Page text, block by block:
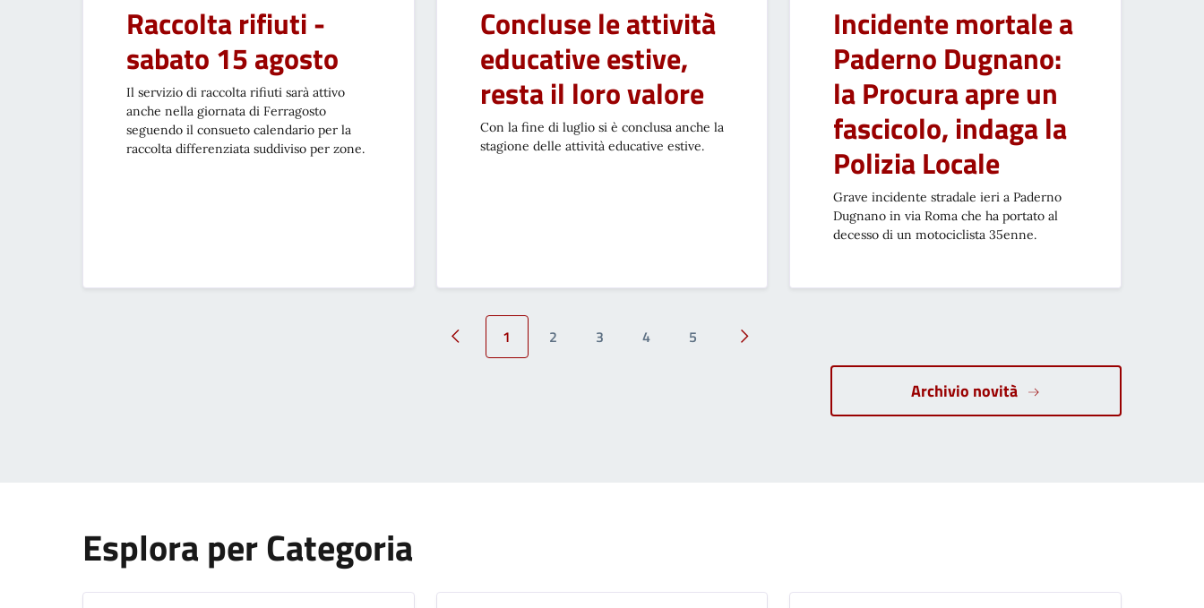
Raccolta rifiuti -
sabato 15 agosto
Il servizio di raccolta rifiuti sarà attivo
anche nella giornata di Ferragosto
seguendo il consueto calendario per la
raccolta differenziata suddiviso per zone.
Concluse le attività
educative estive,
resta il loro valore
Con la fine di luglio si è conclusa anche la
stagione delle attività educative estive.
Incidente mortale a
Paderno Dugnano:
la Procura apre un
fascicolo, indaga la
Polizia Locale
Grave incidente stradale ieri a Paderno
Dugnano in via Roma che ha portato al
decesso di un motociclista 35enne.
Pagina precedente
1 2 3 4 5 Pagina successiva
Archivio novità
Esplora per Categoria